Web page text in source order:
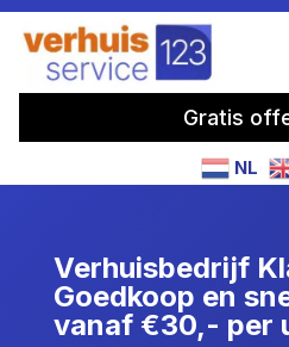
Gratis
NL
Verhuisbedrijf
Goedkoop en
vanaf €30,- per